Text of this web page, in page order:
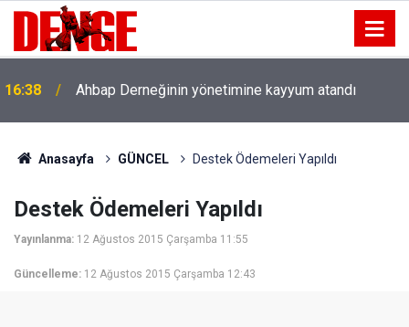
16:38 Ahbap Derneğinin yönetimine kayyum atandı
Anasayfa GÜNCEL Destek Ödemeleri Yapıldı
Destek Ödemeleri Yapıldı
Yayınlanma: 12 Ağustos 2015 Çarşamba 11:55
Güncelleme: 12 Ağustos 2015 Çarşamba 12:43